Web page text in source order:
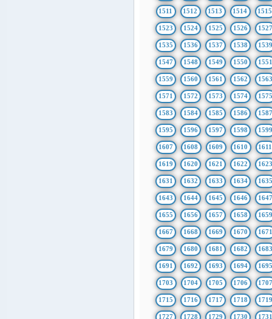
1511 1512 1513 1514 1515
1523 1524 1525 1526 1527
1535 1536 1537 1538 1539
1547 1548 1549 1550 1551
1559 1560 1561 1562 1563
1571 1572 1573 1574 1575
1583 1584 1585 1586 1587
1595 1596 1597 1598 1599
1607 1608 1609 1610 1611
1619 1620 1621 1622 1623
1631 1632 1633 1634 1635
1643 1644 1645 1646 1647
1655 1656 1657 1658 1659
1667 1668 1669 1670 1671
1679 1680 1681 1682 1683
1691 1692 1693 1694 1695
1703 1704 1705 1706
1715 1716 1717 1718 1719
1727 1728 1729 1730 1731